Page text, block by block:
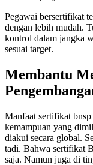
Pegawai bersertifikat
dengan lebih mudah.
kontrol dalam jangka
sesuai target.
Membantu
Manfaat sertifikat
kemampuan yang
diakui secara global.
tadi. Bahwa sertifikat
saja. Namun juga di